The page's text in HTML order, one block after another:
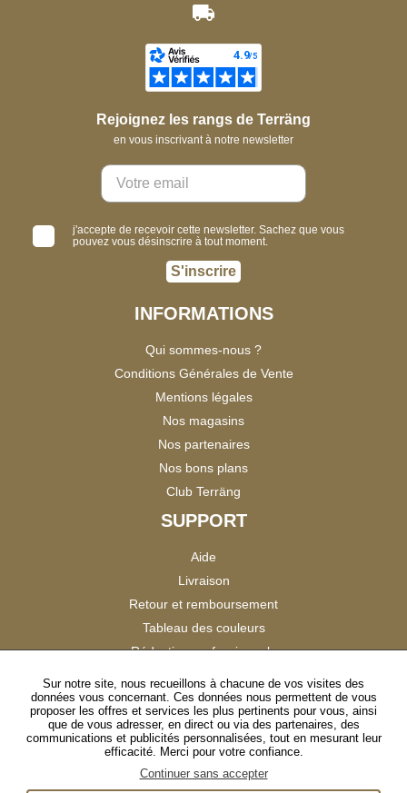
Rejoignez les rangs de Terräng
en vous inscrivant à notre newsletter
j'accepte de recevoir cette newsletter. Sachez que vous
pouvez vous désinscrire à tout moment.
S'inscrire
INFORMATIONS
Qui sommes-nous ?
Conditions Générales de Vente
Mentions légales
Nos magasins
Nos partenaires
Nos bons plans
Club Terräng
SUPPORT
Aide
Livraison
Retour et remboursement
Tableau des couleurs
Réduction professionnels
Catalogues
Satisfaction Clients
SUIVEZ-NOUS
Sur notre site, nous recueillons à chacune de vos visites des
données vous concernant. Ces données nous permettent de vous
proposer les offres et services les plus pertinents pour vous, ainsi
que de vous adresser, en direct ou via des partenaires, des
communications et publicités personnalisées, tout en mesurant leur
efficacité. Merci pour votre confiance.
Continuer sans accepter